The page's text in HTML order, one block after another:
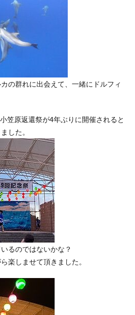
の群れに出会えて、一緒にドルフィ
笠原返還祭が4年ぶりに開催されると
した。
るのではないかな？
楽しませて頂きました。